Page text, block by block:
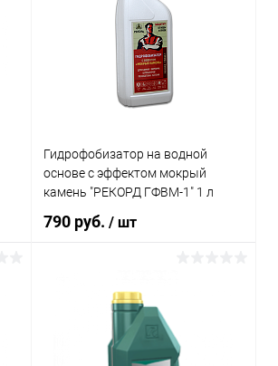
Купить в 1 клик
Гидрофобизатор на водной
основе с эффектом мокрый
камень "РЕКОРД ГФВМ-1" 1 л
790 руб./ шт
В корзину
Купить в 1 клик Сравнение